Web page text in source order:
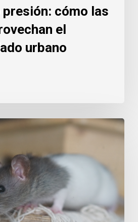
presión: cómo las
el
urbano